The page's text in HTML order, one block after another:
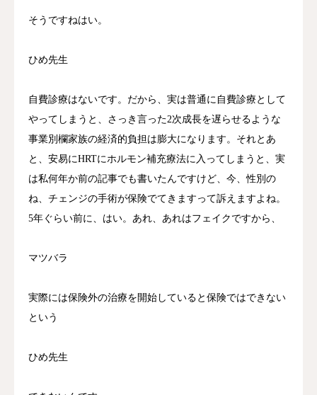
そうですねはい。
ひめ先生
自費診療はないです。だから、実は普通に自費診療として
やってしまうと、さっき言った2次成長を遅らせるような
事業別欄家族の経済的負担は膨大になります。それとあ
と、安易にHRTにホルモン補充療法に入ってしまうと、実
は私何年か前の記事でも書いたんですけど、今、性別の
ね、チェンジの手術が保険でてきますって訴えますよね。
5年ぐらい前に、はい。あれ、あれはフェイクですから、
マツバラ
実際には保険外の治療を開始していると保険ではできない
という
ひめ先生